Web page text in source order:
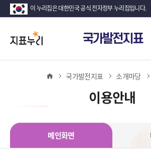
이 누리집은 대한민국 공식 전자정부 누리집입니다.
지
표
누
국가발전지표
홈 국가발전지표 소개마당
이용안내
메인화면